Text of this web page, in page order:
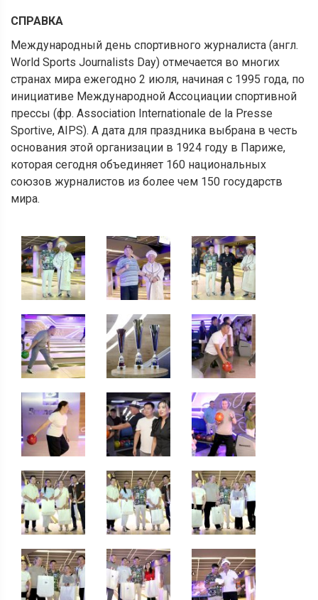
СПРАВКА
Международный день спортивного журналиста (англ.
World Sports Journalists Day) отмечается во многих
странах мира ежегодно 2 июля, начиная с 1995 года, по
инициативе Международной Ассоциации спортивной
прессы (фр. Association Internationale de la Presse
Sportive, AIPS). А дата для праздника выбрана в честь
основания этой организации в 1924 году в Париже,
которая сегодня объединяет 160 национальных
союзов журналистов из более чем 150 государств
мира.